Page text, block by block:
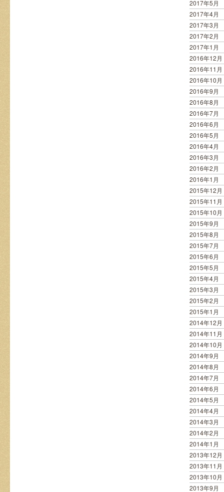
2017年5月
2017年4月
2017年3月
2017年2月
2017年1月
2016年12月
2016年11月
2016年10月
2016年9月
2016年8月
2016年7月
2016年6月
2016年5月
2016年4月
2016年3月
2016年2月
2016年1月
2015年12月
2015年11月
2015年10月
2015年9月
2015年8月
2015年7月
2015年6月
2015年5月
2015年4月
2015年3月
2015年2月
2015年1月
2014年12月
2014年11月
2014年10月
2014年9月
2014年8月
2014年7月
2014年6月
2014年5月
2014年4月
2014年3月
2014年2月
2014年1月
2013年12月
2013年11月
2013年10月
2013年9月